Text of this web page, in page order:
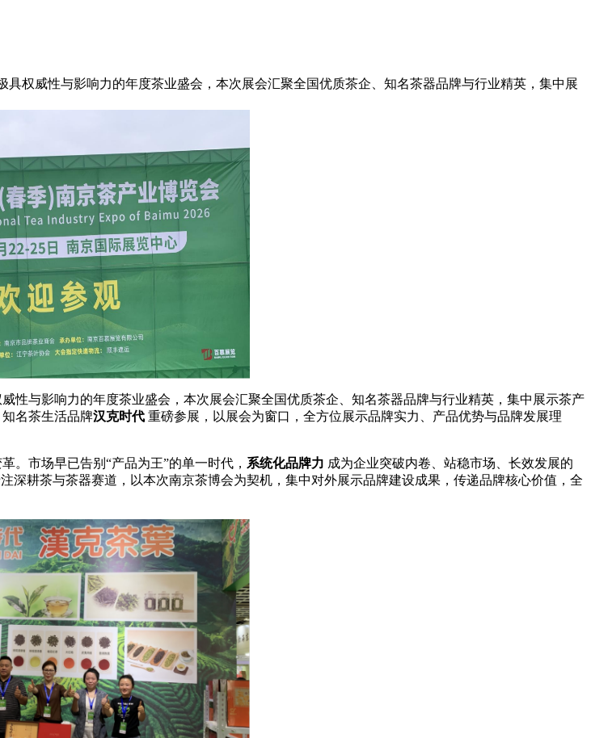
威性与影响力的年度茶业盛会，本次展会汇聚全国优质茶企、知名茶器品牌与行业精英，集中展
与影响力的年度茶业盛会，本次展会汇聚全国优质茶企、知名茶器品牌与行业精英，集中展示茶产
名茶生活品牌汉克时代 重磅参展，以展会为窗口，全方位展示品牌实力、产品优势与品牌发展理
市场早已告别“产品为王”的单一时代， 系统化品牌力 成为企业突破内卷、站稳市场、长效发展的
深耕茶与茶器赛道，以本次南京茶博会为契机，集中对外展示品牌建设成果，传递品牌核心价值，全